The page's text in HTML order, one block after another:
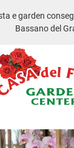
e garden
Bassano del